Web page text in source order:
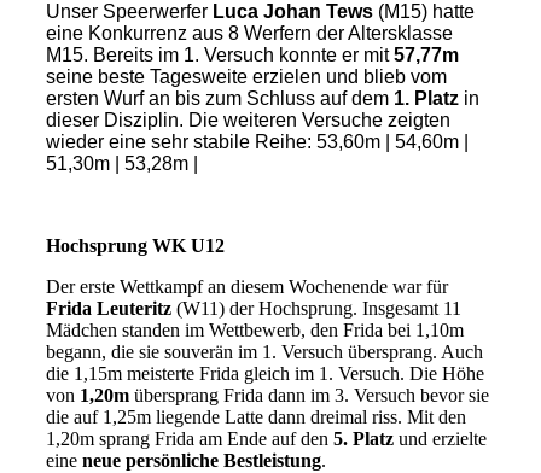
Unser Speerwerfer Luca Johan Tews(M15) hatte
eine Konkurrenz aus 8 Werfern der Altersklasse
M15. Bereits im 1. Versuch konnte er mit57,77m
seine beste Tagesweite erzielen und blieb vom
ersten Wurf an bis zum Schluss auf dem 1. Platzin
dieser Disziplin. Die weiteren Versuche zeigten
wieder eine sehr stabile Reihe: 53,60m | 54,60m |
51,30m | 53,28m |
Hochsprung WK U12
Der erste Wettkampf an diesem Wochenende war für
Frida Leuteritz (W11) der Hochsprung. Insgesamt 11
Mädchen standen im Wettbewerb, den Frida bei 1,10m
begann, die sie souverän im 1. Versuch übersprang. Auch
die 1,15m meisterte Frida gleich im 1. Versuch. Die Höhe
von 1,20mübersprang Frida dann im 3. Versuch bevor sie
die auf 1,25m liegende Latte dann dreimal riss. Mit den
1,20m sprang Frida am Ende auf den 5. Platzund erzielte
eine neue persönliche Bestleistung.